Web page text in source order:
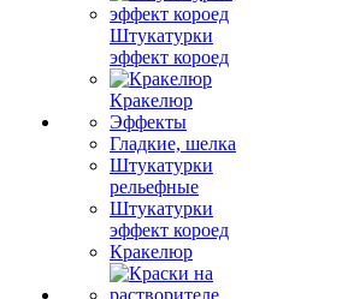
Штукатурки
эффект короед
Кракелюр
Эффекты
Гладкие, шелка
Штукатурки
рельефные
Штукатурки
эффект короед
Кракелюр